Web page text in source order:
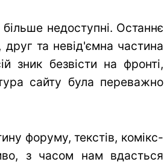
більше недоступні. Останнє
та невід'ємна частина
зник безвісти на фронті,
сайту була переважно
форуму, текстів, комікс-
з часом нам вдасться